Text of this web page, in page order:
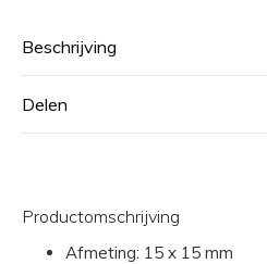
Beschrijving
Delen
Productomschrijving
Afmeting: 15 x 15 mm